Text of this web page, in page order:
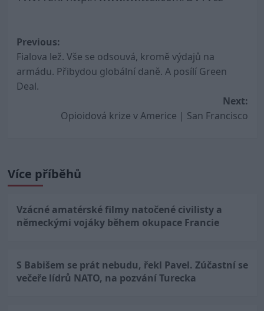
Post
navigation
Previous:
Fialova lež. Vše se odsouvá, kromě výdajů na
armádu. Přibydou globální daně. A posílí Green
Deal.
Next:
Opioidová krize v Americe | San Francisco
Více příběhů
Vzácné amatérské filmy natočené civilisty a
německými vojáky během okupace Francie
S Babišem se prát nebudu, řekl Pavel. Zúčastní se
večeře lídrů NATO, na pozvání Turecka